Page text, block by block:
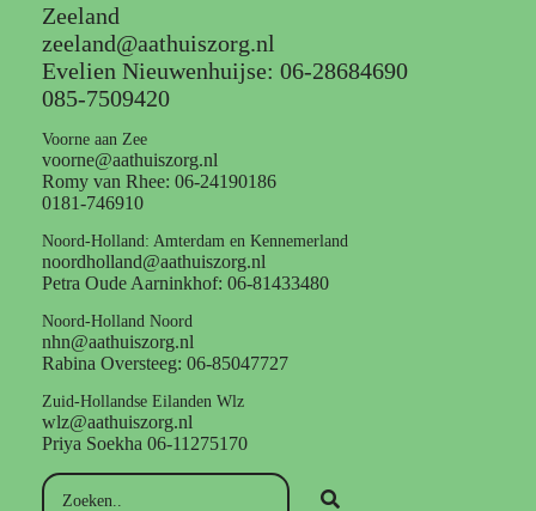
Zeeland
zeeland@aathuiszorg.nl
Evelien Nieuwenhuijse: 06-28684690
085-7509420
Voorne aan Zee
voorne@aathuiszorg.nl
Romy van Rhee: 06-24190186
0181-746910
Noord-Holland: Amterdam en Kennemerland
noordholland@aathuiszorg.nl
Petra Oude Aarninkhof: 06-81433480
Noord-Holland Noord
nhn@aathuiszorg.nl
Rabina Oversteeg: 06-85047727
Zuid-Hollandse Eilanden Wlz
wlz@aathuiszorg.nl
Priya Soekha 06-11275170